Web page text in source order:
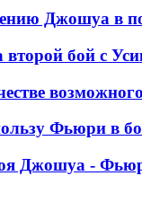
Джошуа в
второй бой с
Фьюри в
Джошуа -